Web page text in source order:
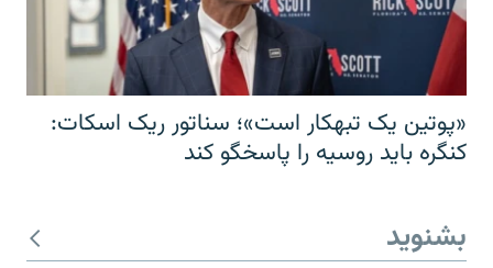
«پوتین یک تبهکار است»؛ سناتور ریک اسکات:
کنگره باید روسیه را پاسخگو کند
بشنوید